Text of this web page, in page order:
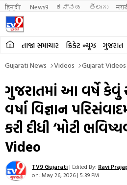
हिन्दी News9 ಕನ್ನಡ తెలుగు
તાજા સમાચાર ક્રિકેટ ન્યૂઝ ગુજરાત
Gujarati News Videos Gujarat Videos
ગુજરાતમાં આ વર્ષે કેવું
વર્ષા વિજ્ઞાન
કરી દીધી ‘મોટી
Video
TV9 Gujarati | Edited By: Ravi
on: May 26, 2026 | 5:39 PM